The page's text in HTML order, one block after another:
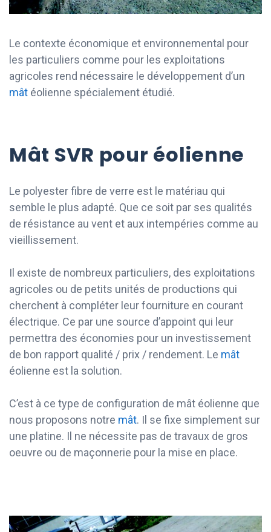
Le contexte économique et environnemental pour
les particuliers comme pour les exploitations
agricoles rend nécessaire le développement d’un
mât éolienne spécialement étudié.
Mât SVR pour éolienne
Le polyester fibre de verre est le matériau qui
semble le plus adapté. Que ce soit par ses qualités
de résistance au vent et aux intempéries comme au
vieillissement.
Il existe de nombreux particuliers, des exploitations
agricoles ou de petits unités de productions qui
cherchent à compléter leur fourniture en courant
électrique. Ce par une source d’appoint qui leur
permettra des économies pour un investissement
de bon rapport qualité / prix / rendement. Le mât
éolienne est la solution.
C’est à ce type de configuration de mât éolienne que
nous proposons notre mât. Il se fixe simplement sur
une platine. Il ne nécessite pas de travaux de gros
oeuvre ou de maçonnerie pour la mise en place.